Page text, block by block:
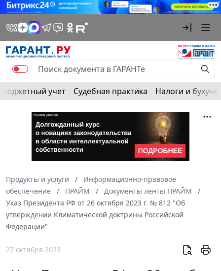
Бюджетный учет Судебная практика Налоги и
Продукты и услуги
Информационно-правовое
обеспечение
ПРАЙМ
Документы ленты ПРАЙМ
Указ Президента РФ от 26 октября 2023 г. № 812 "Об
утверждении Климатической доктрины Российской
Федерации"
27 октября 2023